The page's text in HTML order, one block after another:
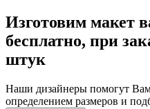
Изготовим макет
бесплатно, при
штук
Наши дизайнеры помогут Вам
определением размеров и